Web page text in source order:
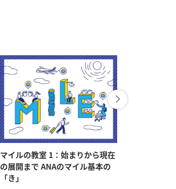
マイルの教室 1：始まりから現在
の展開まで ANAのマイル基本の
「き」